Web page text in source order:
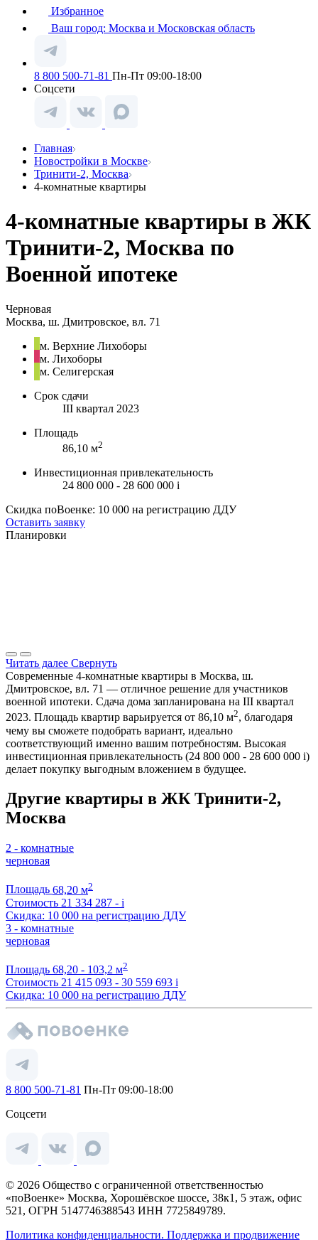
Избранное
Ваш город: Москва и Московская область
8 800 500-71-81 Пн-Пт 09:00-18:00
Соцсети
Главная
Новостройки в Москве
Тринити-2, Москва
4-комнатные квартиры
4-комнатные квартиры в ЖК
Тринити-2, Москва по
Военной ипотеке
Черновая
Москва, ш. Дмитровское, вл. 71
м. Верхние Лихоборы
м. Лихоборы
м. Селигерская
Срок сдачи
III квартал 2023
Площадь
86,10 м2
Инвестиционная привлекательность
24 800 000 - 28 600 000 i
Скидка поВоенке: 10 000 на регистрацию ДДУ
Оставить заявку
Планировки
Читать далее Свернуть
Современные 4-комнатные квартиры в Москва, ш.
Дмитровское, вл. 71 — отличное решение для участников
военной ипотеки. Сдача дома запланирована на III квартал
2023. Площадь квартир варьируется от 86,10 м2, благодаря
чему вы сможете подобрать вариант, идеально
соответствующий именно вашим потребностям. Высокая
инвестиционная привлекательность (24 800 000 - 28 600 000 i)
делает покупку выгодным вложением в будущее.
Другие квартиры в ЖК Тринити-2,
Москва
2 - комнатные
черновая
Площадь 68,20 м2
Стоимость 21 334 287 - i
Скидка: 10 000 на регистрацию ДДУ
3 - комнатные
черновая
Площадь 68,20 - 103,2 м2
Стоимость 21 415 093 - 30 559 693 i
Скидка: 10 000 на регистрацию ДДУ
8 800 500-71-81 Пн-Пт 09:00-18:00
Соцсети
© 2026 Общество с ограниченной ответственностью
«поВоенке» Москва, Хорошёвское шоссе, 38к1, 5 этаж, офис
521, ОГРН 5147746388543 ИНН 7725849789.
Политика конфиденциальности. Поддержка и продвижение